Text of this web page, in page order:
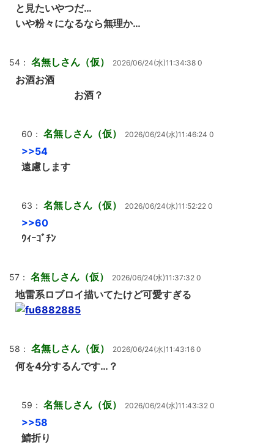
と見たいやつだ…
いや粉々になるなら無理か…
54： 名無しさん（仮） 2026/06/24(水)11:34:38 0
お酒お酒
お酒？
60： 名無しさん（仮） 2026/06/24(水)11:46:24 0
>>54
遠慮します
63： 名無しさん（仮） 2026/06/24(水)11:52:22 0
>>60
ｳｨｰｺﾞﾁﾝ
57： 名無しさん（仮） 2026/06/24(水)11:37:32 0
地雷系ロブロイ描いてたけど可愛すぎる
58： 名無しさん（仮） 2026/06/24(水)11:43:16 0
何を4分するんです…？
59： 名無しさん（仮） 2026/06/24(水)11:43:32 0
>>58
鯖折り